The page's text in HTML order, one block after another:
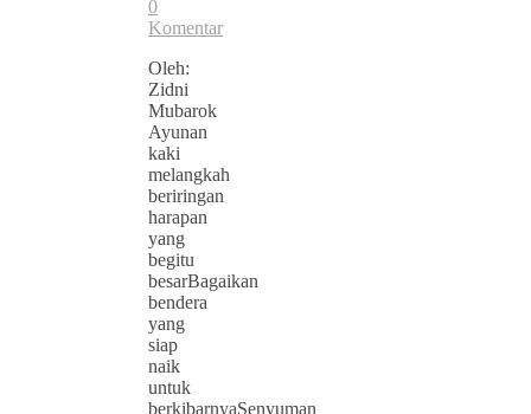
0
Komentar
Oleh:
Zidni
Mubarok
Ayunan
kaki
melangkah
beriringan
harapan
yang
begitu
besarBagaikan
bendera
yang
siap
naik
untuk
berkibarnyaSenyuman